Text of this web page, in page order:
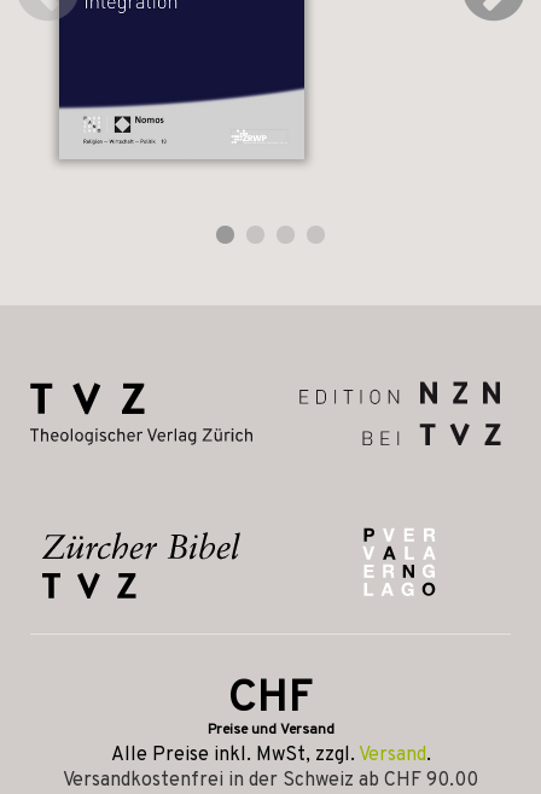
CHF
Preise und Versand
Alle Preise inkl. MwSt, zzgl. Versand.
Versandkostenfrei in der Schweiz ab CHF 90.00